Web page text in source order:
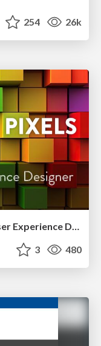
254 26k
More Than Pixels: Becoming A User Experience Designer
3 480